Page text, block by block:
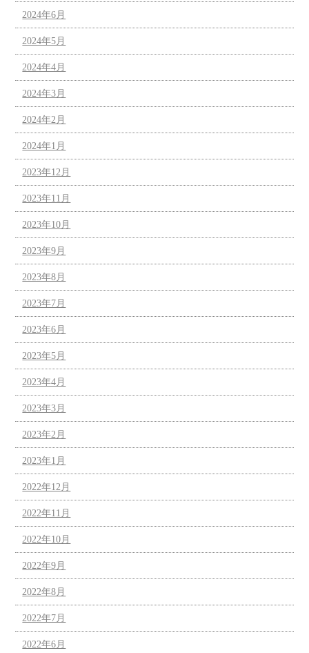
2024年6月
2024年5月
2024年4月
2024年3月
2024年2月
2024年1月
2023年12月
2023年11月
2023年10月
2023年9月
2023年8月
2023年7月
2023年6月
2023年5月
2023年4月
2023年3月
2023年2月
2023年1月
2022年12月
2022年11月
2022年10月
2022年9月
2022年8月
2022年7月
2022年6月